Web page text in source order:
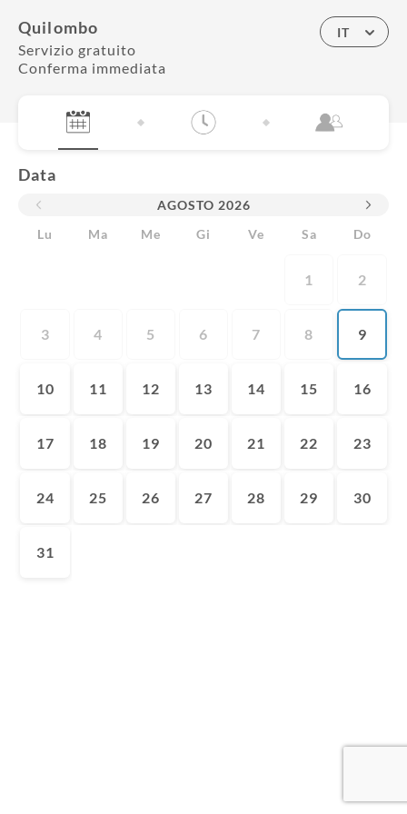
Quilombo
Servizio gratuito
Conferma immediata
IT
Data
AGOSTO 2026
Lu
Ma Me Gi Ve Sa Do
1 2
3 4 5 6 7 8 9
10 11 12 13 14 15 16
17 18 19 20 21 22 23
24 25 26 27 28 29 30
31